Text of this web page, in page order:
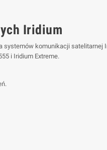
Iridium
komunikacji
i Iridium Extreme.